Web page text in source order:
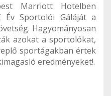
Marriott Hotelben
Év Sportolói Gáláját a
Hagyományosan
azokat a sportolókat,
sportágakban értek
eredményeket!.